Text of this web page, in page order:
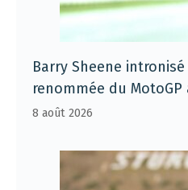
Barry Sheene
renommée du
8 août 2026